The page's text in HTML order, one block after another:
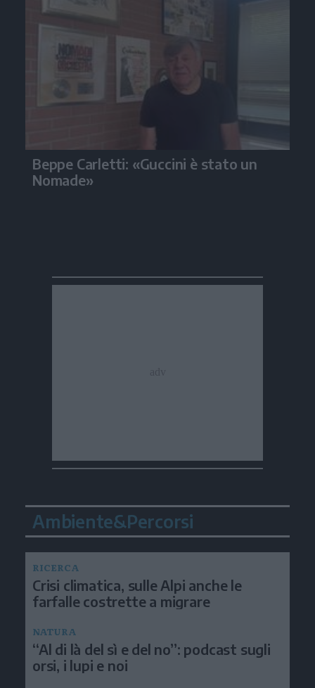
Beppe Carletti: «Guccini è stato un
Nomade»
Ambiente&Percorsi
RICERCA
Crisi climatica, sulle Alpi anche le
farfalle costrette a migrare
NATURA
“Al di là del sì e del no”: podcast sugli
orsi, i lupi e noi